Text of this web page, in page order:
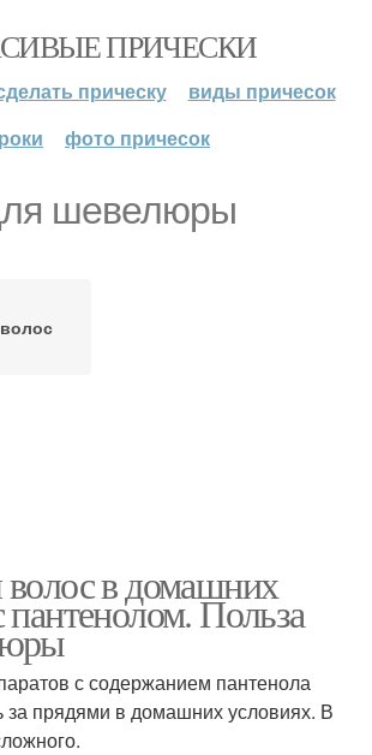
ПРИЧЕСКИ
прическу
виды причесок
фото причесок
шевелюры
в домашних
пантенолом. Польза
с содержанием пантенола
за прядями в домашних условиях. В